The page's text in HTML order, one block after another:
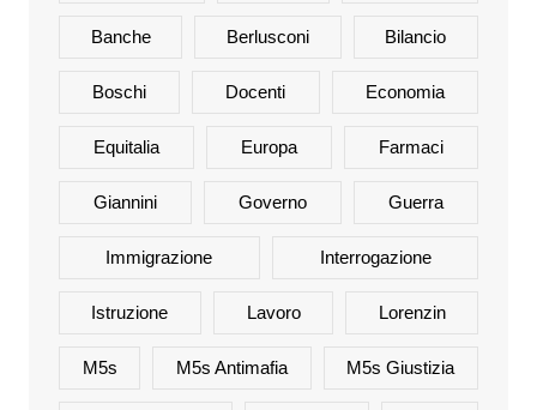
Banche Berlusconi Bilancio
Boschi Docenti Economia
Equitalia Europa Farmaci
Giannini Governo Guerra
Immigrazione Interrogazione
Istruzione Lavoro Lorenzin
M5s M5s Antimafia M5s Giustizia